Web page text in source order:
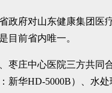
府对山东健康集团
目前省内唯一。
庄中心医院三方共
华HD-5000B）、水